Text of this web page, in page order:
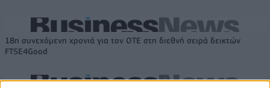
18η συνεχόμενη χρονιά για τον ΟΤΕ στη διεθνή σειρά δεικτών
FTSE4Good